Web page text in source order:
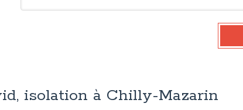
isolation à Chilly-Mazarin